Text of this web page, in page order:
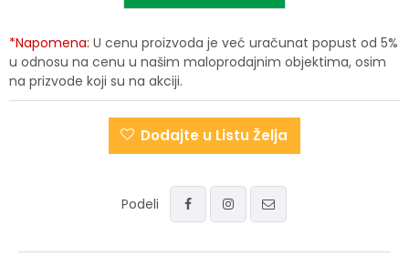
*Napomena: U cenu proizvoda je već uračunat popust od 5%
u odnosu na cenu u našim maloprodajnim objektima, osim
na prizvode koji su na akciji.
Dodajte u Listu Želja
Podeli